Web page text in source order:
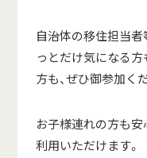
自治体の移住担当者
っとだけ気になる方
方も、ぜひ御参加く
お子様連れの方も
利用いただけます。